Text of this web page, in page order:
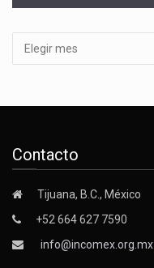
Contacto
Tijuana, B.C., México
+52 664 627 7590
info@incomex.org.mx